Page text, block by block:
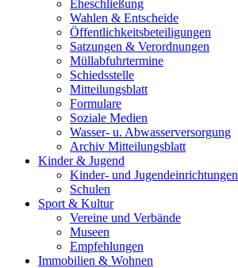
Eheschließung
Wahlen & Entscheide
Öffentlichkeitsbeteiligungen
Satzungen & Verordnungen
Müllabfuhrtermine
Schiedsstelle
Mitteilungsblatt
Formulare
Soziale Medien
Wasser- u. Abwasserversorgung
Archiv Mitteilungsblatt
Kinder & Jugend
Kinder- und Jugendeinrichtungen
Schulen
Sport & Kultur
Vereine und Verbände
Museen
Empfehlungen
Immobilien & Wohnen